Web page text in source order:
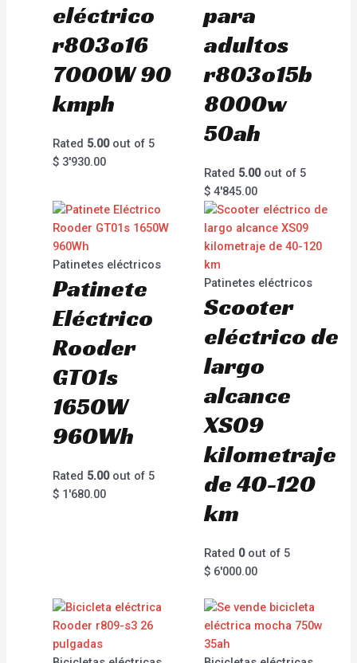
eléctrico
r803o16
7000W 90
kmph
Rated 5.00out of 5
$ 3'930.00
para
adultos
r803o15b
8000w
50ah
Rated 5.00out of 5
$4'845.00
Patinetes eléctricos
Patinete
Eléctrico
Rooder
GT01s
1650W
960Wh
Rated 5.00out of 5
$ 1'680.00
Patinetes eléctricos
Scooter
eléctrico de
largo
alcance
XS09
kilometraje
de 40-120
km
Rated 0out of 5
$6'000.00